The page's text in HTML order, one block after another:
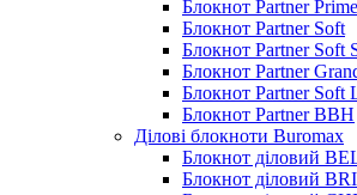
Блокнот Partner Prime
Блокнот Partner Soft
Блокнот Partner Soft
Блокнот Partner
Блокнот Partner Soft
Блокнот Partner BBH
Ділові блокноти Buromax
Блокнот діловий
Блокнот діловий